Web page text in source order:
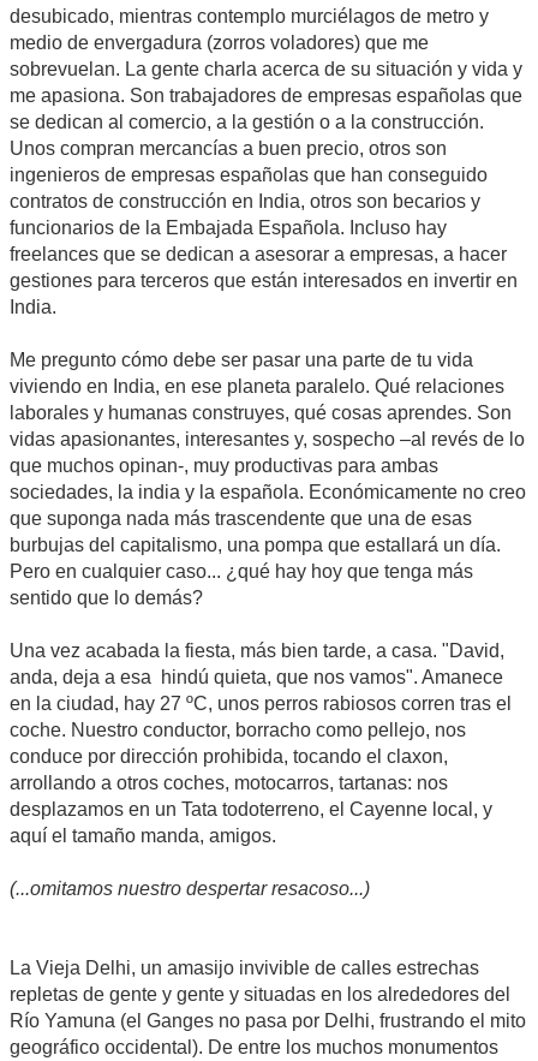
desubicado, mientras contemplo murciélagos de metro y
medio de envergadura (zorros voladores) que me
sobrevuelan. La gente charla acerca de su situación y vida y
me apasiona. Son trabajadores de empresas españolas que
se dedican al comercio, a la gestión o a la construcción.
Unos compran mercancías a buen precio, otros son
ingenieros de empresas españolas que han conseguido
contratos de construcción en India, otros son becarios y
funcionarios de la Embajada Española. Incluso hay
freelances que se dedican a asesorar a empresas, a hacer
gestiones para terceros que están interesados en invertir en
India.
Me pregunto cómo debe ser pasar una parte de tu vida
viviendo en India, en ese planeta paralelo. Qué relaciones
laborales y humanas construyes, qué cosas aprendes. Son
vidas apasionantes, interesantes y, sospecho –al revés de lo
que muchos opinan-, muy productivas para ambas
sociedades, la india y la española. Económicamente no creo
que suponga nada más trascendente que una de esas
burbujas del capitalismo, una pompa que estallará un día.
Pero en cualquier caso... ¿qué hay hoy que tenga más
sentido que lo demás?
Una vez acabada la fiesta, más bien tarde, a casa. "David,
anda, deja a esa hindú quieta, que nos vamos". Amanece
en la ciudad, hay 27 ºC, unos perros rabiosos corren tras el
coche. Nuestro conductor, borracho como pellejo, nos
conduce por dirección prohibida, tocando el claxon,
arrollando a otros coches, motocarros, tartanas: nos
desplazamos en un Tata todoterreno, el Cayenne local, y
aquí el tamaño manda, amigos.
(...omitamos nuestro despertar resacoso...)
La Vieja Delhi, un amasijo invivible de calles estrechas
repletas de gente y gente y situadas en los alrededores del
Río Yamuna (el Ganges no pasa por Delhi, frustrando el mito
geográfico occidental). De entre los muchos monumentos